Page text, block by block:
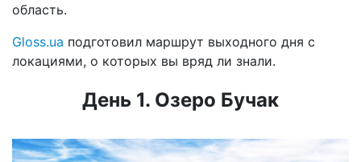
область.
Gloss.ua подготовил маршрут выходного дня с
локациями, о которых вы вряд ли знали.
День 1. Озеро Бучак